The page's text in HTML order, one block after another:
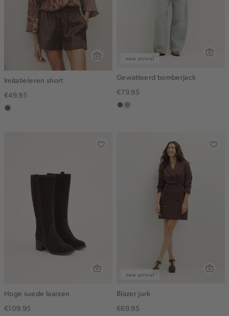
Imitatieleren short
€49.95
middenbruin
new arrival
Gewatteerd bomberjack
€79.95
middenbruin
lichtkhaki
Hoge suede laarzen
€109.95
new arrival
Blazer jurk
€69.95